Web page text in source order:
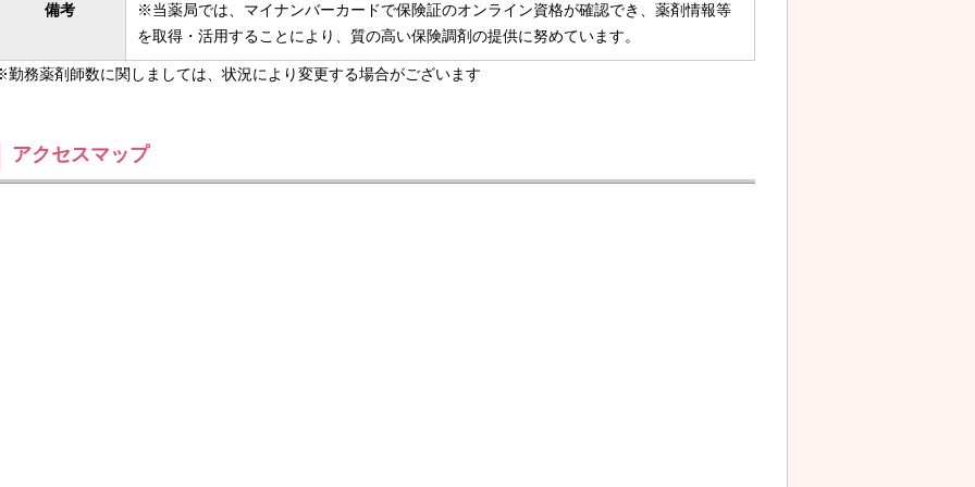
備考
※当薬局では、マイナンバーカードで保険証のオンライン資格が確認でき、薬剤情報等
を取得・活用することにより、質の高い保険調剤の提供に努めています。
勤務薬剤師数に関しましては、状況により変更する場合がございます
アクセスマップ